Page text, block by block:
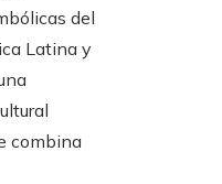
del
Latina y
combina